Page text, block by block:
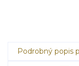
Podrobný popis